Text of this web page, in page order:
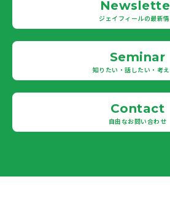
ジェイフィールの最新
Seminar
知りたい・話したい・考
Contact
自由なお問い合わせ